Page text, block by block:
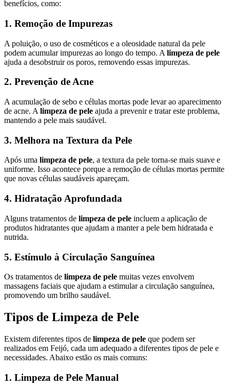
benefícios, como:
1. Remoção de Impurezas
A poluição, o uso de cosméticos e a oleosidade natural da pele
podem acumular impurezas ao longo do tempo. A limpeza de pele
ajuda a desobstruir os poros, removendo essas impurezas.
2. Prevenção de Acne
A acumulação de sebo e células mortas pode levar ao aparecimento
de acne. A limpeza de pele ajuda a prevenir e tratar este problema,
mantendo a pele mais saudável.
3. Melhora na Textura da Pele
Após uma limpeza de pele, a textura da pele torna-se mais suave e
uniforme. Isso acontece porque a remoção de células mortas permite
que novas células saudáveis apareçam.
4. Hidratação Aprofundada
Alguns tratamentos de limpeza de pele incluem a aplicação de
produtos hidratantes que ajudam a manter a pele bem hidratada e
nutrida.
5. Estímulo à Circulação Sanguínea
Os tratamentos de limpeza de pele muitas vezes envolvem
massagens faciais que ajudam a estimular a circulação sanguínea,
promovendo um brilho saudável.
Tipos de Limpeza de Pele
Existem diferentes tipos de limpeza de pele que podem ser
realizados em Feijó, cada um adequado a diferentes tipos de pele e
necessidades. Abaixo estão os mais comuns:
1. Limpeza de Pele Manual